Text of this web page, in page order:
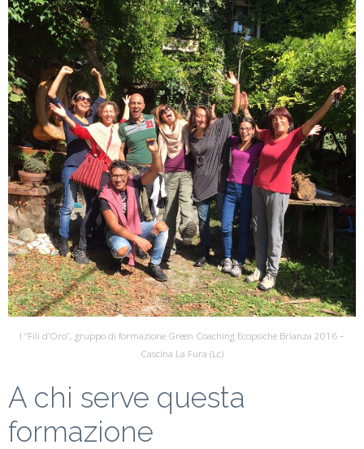
I “Fili d’Oro”, gruppo di formazione Green Coaching Ecopsiché Brianza 2016 –
Cascina La Fura (Lc)
A chi serve questa
formazione